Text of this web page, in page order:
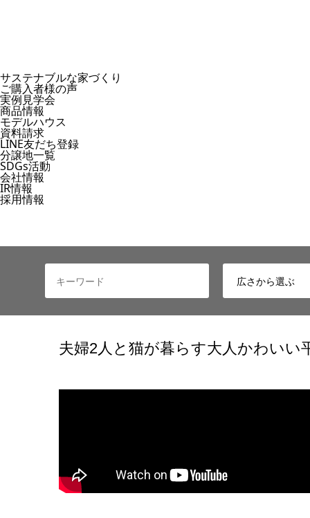
サステナブルな家づくり
ご購入者様の声
実例見学会
商品情報
モデルハウス
資料請求
LINE友だち登録
分譲地一覧
SDGs活動
会社情報
IR情報
採用情報
夫婦2人と猫が暮らす大人かわいい